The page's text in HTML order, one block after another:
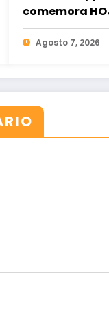
comemora
dos Pais com
Emoções
Agosto 7, 2026